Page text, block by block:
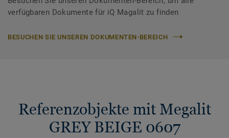
verfügbaren Dokumente für iQ Magalit zu finden
BESUCHEN SIE UNSEREN DOKUMENTEN-BEREICH
Referenzobjekte mit Megalit
GREY BEIGE 0607